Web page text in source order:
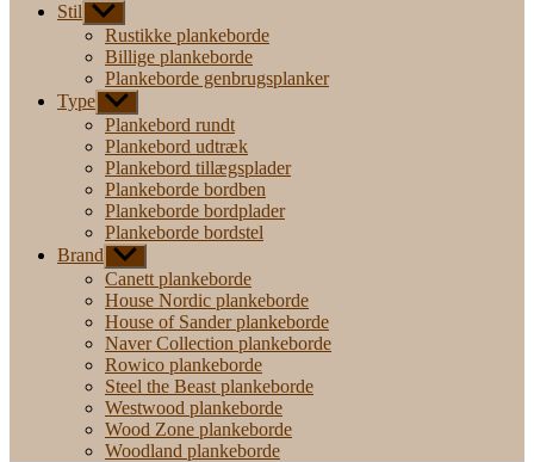
Stil Vis
undermenu
Rustikke plankeborde
Billige plankeborde
Plankeborde genbrugsplanker
Type Vis
undermenu
Plankebord rundt
Plankebord udtræk
Plankebord tillægsplader
Plankeborde bordben
Plankeborde bordplader
Plankeborde bordstel
Brand Vis
undermenu
Canett plankeborde
House Nordic plankeborde
House of Sander plankeborde
Naver Collection plankeborde
Rowico plankeborde
Steel the Beast plankeborde
Westwood plankeborde
Wood Zone plankeborde
Woodland plankeborde